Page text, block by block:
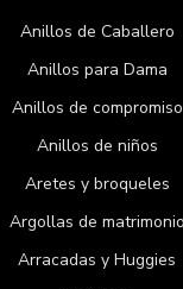
Anillos de Caballero
Anillos para Dama
Anillos de compromiso
Anillos de niños
Aretes y broqueles
Argollas de matrimonio
Arracadas y Huggies